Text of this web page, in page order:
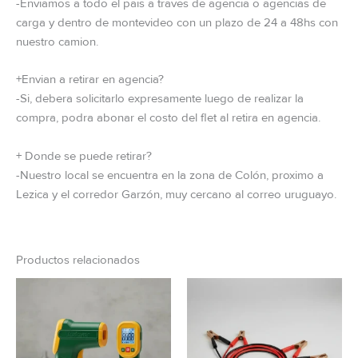
-Enviamos a todo el pais a traves de agencia o agencias de
carga y dentro de montevideo con un plazo de 24 a 48hs con
nuestro camion.
+Envian a retirar en agencia?
-Si, debera solicitarlo expresamente luego de realizar la
compra, podra abonar el costo del flet al retira en agencia.
+ Donde se puede retirar?
-Nuestro local se encuentra en la zona de Colón, proximo a
Lezica y el corredor Garzón, muy cercano al correo uruguayo.
Productos relacionados